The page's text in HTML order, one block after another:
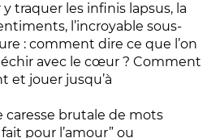
traquer les infinis lapsus, la
l’incroyable sous-
: comment dire ce que l’on
avec le cœur ? Comment
et jouer jusqu’à
caresse brutale de mots
pour l’amour” ou